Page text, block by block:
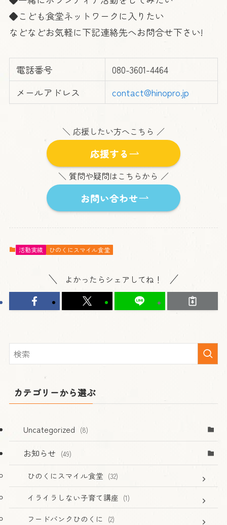
◆こども食堂ネットワークに入りたい
などなどお気軽に下記連絡先へお問合せ下さい!
電話番号
080-3601-4464
メールアドレス
contact@hinopro.jp
＼ 応援したい方へこちら ／
応援する
＼ 質問や疑問はこちらから ／
お問い合わせ
活動実績 ひのくにスマイル食堂
よかったらシェアしてね！
カテゴリーから選ぶ
Uncategorized (8)
お知らせ (49)
ひのくにスマイル食堂 (32)
イライラしない子育て講座 (1)
フードバンクひのくに (2)